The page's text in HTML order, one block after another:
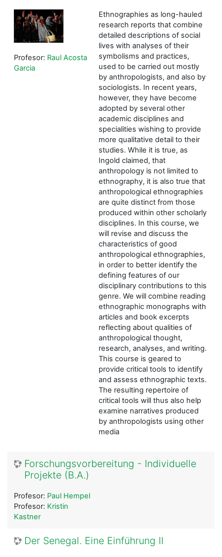
Ethnographies as long-hauled
research reports that combine
detailed descriptions of social
lives with analyses of their
symbolisms and practices,
used to be carried out mostly
by anthropologists, and also by
sociologists. In recent years,
however, they have become
adopted by several other
academic disciplines and
specialities wishing to provide
more qualitative detail to their
studies. While it is true, as
Ingold claimed, that
anthropology is not limited to
ethnography, it is also true that
anthropological ethnographies
are quite distinct from those
produced within other scholarly
disciplines. In this course, we
will revise and discuss the
characteristics of good
anthropological ethnographies,
in order to better identify the
defining features of our
disciplinary contributions to this
genre. We will combine reading
ethnographic monographs with
articles and book excerpts
reflecting about qualities of
anthropological thought,
research, analyses, and writing.
This course is geared to
provide critical tools to identify
and assess ethnographic texts.
The resulting repertoire of
critical tools will thus also help
examine narratives produced
by anthropologists using other
media
Profesor: Raul Acosta
Garcia
Forschungsvorbereitung - Individuelle
Projekte (B.A.)
Profesor: Paul Hempel
Profesor: Kristin
Kastner
Der Senegal. Eine Einführung II